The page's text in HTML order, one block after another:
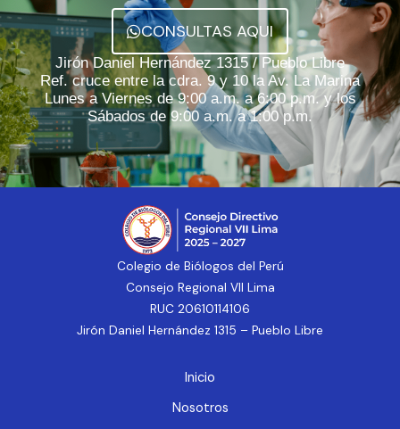
CONSULTAS AQUI
Jirón Daniel Hernández 1315 / Pueblo Libre
Ref. cruce entre la cdra. 9 y 10 la Av. La Marina
Lunes a Viernes de 9:00 a.m. a 6:00 p.m. y los
Sábados de 9:00 a.m. a 1:00 p.m.
Colegio de Biólogos del Perú
Consejo Regional VII Lima
RUC 20610114106
Jirón Daniel Hernández 1315 – Pueblo Libre
Inicio
Nosotros